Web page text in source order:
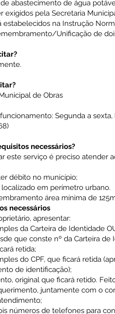
abastecimento de água
exigidos pela Secretaria
estabelecidos na Instrução
Unificação de
de Obras
Segunda a
necessários?
este serviço é preciso atender
débito no município;
em perímetro urbano.
área mínima de
necessários
apresentar:
da Carteira de Identidade
que conste nº da Carteira de
retida;
do CPF, que ficará retida
de identificação);
original que ficará retido.
juntamente com o
números de telefones para